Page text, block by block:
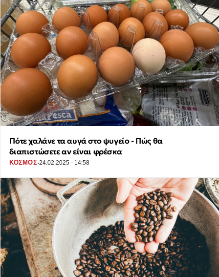
Πότε χαλάνε τα αυγά στο ψυγείο - Πώς θα
διαπιστώσετε αν είναι φρέσκα
ΚΟΣΜΟΣ·24.02.2025 - 14:58